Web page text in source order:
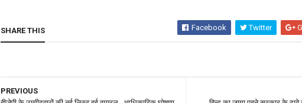
SHARE THIS Facebook Twitter
PREVIOUS